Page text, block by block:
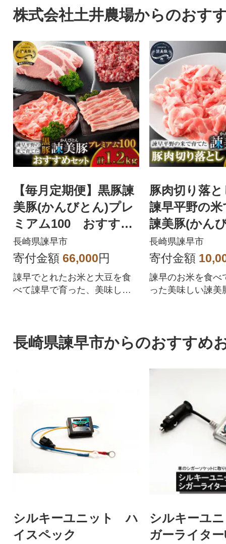
株式会社土井農場からのおす
【毎月定期便】黒豚諫
美豚(かんびとん)プレ
ミアム100 おすすめ
セット1.2kg全3回
長崎県諫早市
寄付金額 66,000円
諌早でとれたお米と大豆を食
べて諌早で育った、美味しい
豚肉切り落
諫早平野の
諫美豚(かん
長崎県諫早市
寄付金額
諫早のお米を食べ
った美味しい諫美
長崎県諫早市からのおすすめ
シルキーユニット ハ
イスペック
シルキーユ
ガーライタ